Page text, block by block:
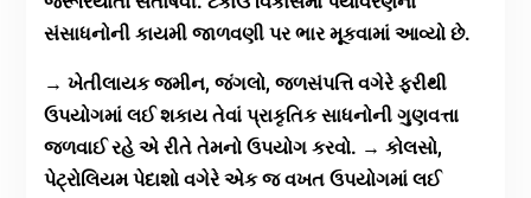
સંસાધનોની કાયમી જાળવણી પર ભાર મૂકવામાં આવ્યો છે.
→ ખેતીલાયક જમીન, જંગલો, જળસંપત્તિ વગેરે ફરીથી
ઉપયોગમાં લઈ શકાય તેવાં પ્રાકૃતિક સાધનોની ગુણવત્તા
જળવાઈ રહે એ રીતે તેમનો ઉપયોગ કરવો. → કોલસો,
પેટ્રોલિયમ પેદાશો વગેરે એક જ વખત ઉપયોગમાં લઈ